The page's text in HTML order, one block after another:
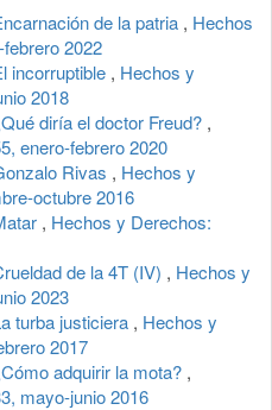
de la patria , Hechos
2022
incorruptible , Hechos y
2018
diría el doctor Freud? ,
enero-febrero 2020
Rivas , Hechos y
octubre 2016
, Hechos y Derechos:
de la 4T (IV) , Hechos y
2023
turba justiciera , Hechos y
2017
adquirir la mota? ,
mayo-junio 2016